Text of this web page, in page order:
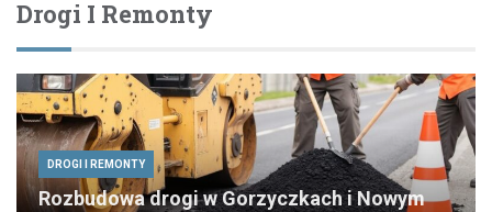
Drogi I Remonty
DROGI I REMONTY
Rozbudowa drogi w Gorzyczkach i Nowym